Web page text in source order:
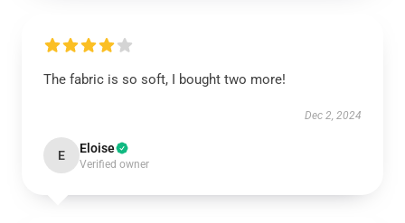
The fabric is so soft, I bought two more!
Dec 2, 2024
E Eloise
Verified owner